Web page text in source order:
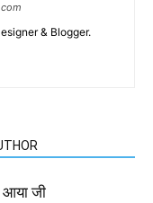
& Blogger.
आया जी